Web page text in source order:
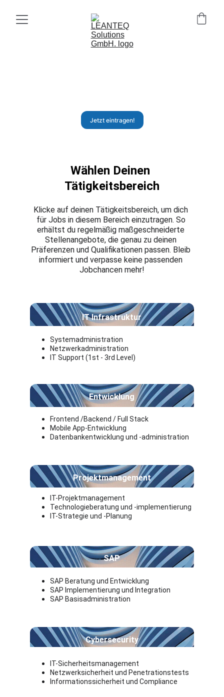
Jetzt eintragen!
Systemadministration
Netzwerkadministration
IT Support (1st - 3rd Level)
Frontend /Backend / Full Stack
Mobile App-Entwicklung
Datenbankentwicklung und -administration
IT-Projektmanagement
Technologieberatung und -implementierung
IT-Strategie und -Planung
SAP Beratung und Entwicklung
SAP Implementierung und Integration
SAP Basisadministration
IT-Sicherheitsmanagement
Netzwerksicherheit und Penetrationstests
Informationssicherheit und Compliance
SAP
Wählen Deinen
Tätigkeitsbereich
Klicke auf deinen Tätigkeitsbereich, um dich
für Jobs in diesem Bereich einzutragen. So
erhältst du regelmäßig maßgeschneiderte
Stellenangebote, die genau zu deinen
Präferenzen und Qualifikationen passen. Bleib
informiert und verpasse keine passenden
Jobchancen mehr!
Cybersecurity
Projektmanagement
Entwicklung
IT Infrastruktur